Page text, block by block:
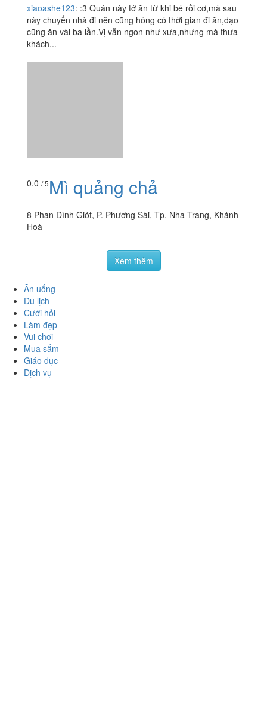
xiaoashe123: :3 Quán này tớ ăn từ khi bé rồi cơ,mà sau
này chuyển nhà đi nên cũng hông có thời gian đi ăn,dạo
cũng ăn vài ba lần.Vị vẫn ngon như xưa,nhưng mà thưa
khách...
0.0 / 5Mì quảng chả
8 Phan Đình Giót, P. Phương Sài, Tp. Nha Trang, Khánh
Hoà
Xem thêm
Ăn uống -
Du lịch -
Cưới hỏi -
Làm đẹp -
Vui chơi -
Mua sắm -
Giáo dục -
Dịch vụ